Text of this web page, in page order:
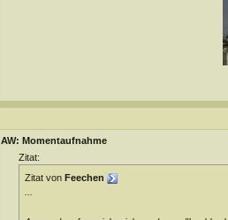
AW: Momentaufnahme
Zitat:
Zitat von Feechen